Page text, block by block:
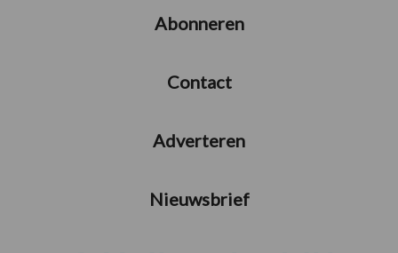
Abonneren
Contact
Adverteren
Nieuwsbrief